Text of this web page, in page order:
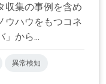
収集の事例を含め
ウハウをもつコネ
」から...
異常検知